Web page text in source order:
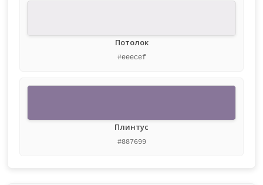
Потолок
#eeecef
Плинтус
#887699